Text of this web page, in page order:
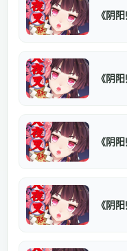
《阴
《阴
《阴
《阴